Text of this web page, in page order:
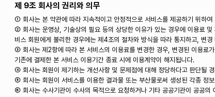
제 9조 회사의 권리와 의무
① 회사는 본 약관에 따라 지속적이고 안정적으로 서비스를 제공하기 위하여
② 회사는 운영상, 기술상의 필요 등의 상당한 이유가 있는 경우에 이용료
비스 회원에게 불리한 경우에는 제4조의 절차와 방식을 따라 통지하고, 변
③ 회사는 제2항에 따라 본 서비스의 이용료를 변경한 경우, 변경된 이용료
기존에 결제한 본 서비스 이용기간 종료 시에 이용계약이 해지됩니다.
④ 회사는 회원이 제기하는 개선사항 및 문제점에 대해 정당하다고 판단될
⑤ 회사는 회원이 서비스를 이용한 결과물 또는 부산물로써 생성된 각종 정
⑥ 회사는 수사기관이 수사의 목적으로 요청하거나 기타 공공기관이 공공